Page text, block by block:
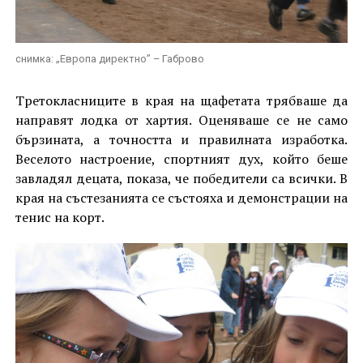
снимка: „Европа директно” – Габрово
Третокласниците в края на щафетата трябваше да
направят лодка от хартия. Оценяваше се не само
бързината, а точността и правилната изработка.
Веселото настроение, спортният дух, който беше
завладял децата, показа, че победители са всички. В
края на състезанията се състояха и демонстрации на
тенис на корт.